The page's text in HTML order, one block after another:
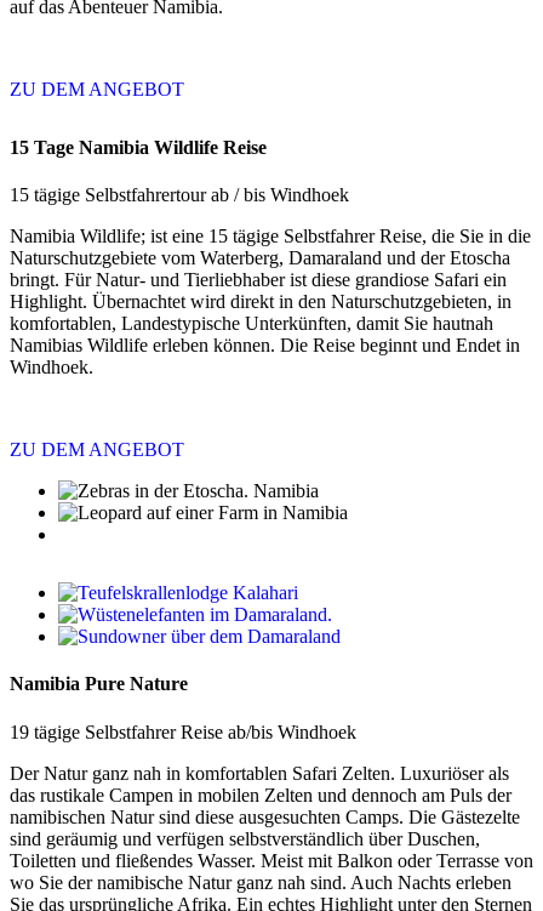
auf das Abenteuer Namibia.
ZU DEM ANGEBOT
15 Tage Namibia Wildlife Reise
15 tägige Selbstfahrertour ab / bis Windhoek
Namibia Wildlife; ist eine 15 tägige Selbstfahrer Reise, die Sie in die
Naturschutzgebiete vom Waterberg, Damaraland und der Etoscha
bringt. Für Natur- und Tierliebhaber ist diese grandiose Safari ein
Highlight. Übernachtet wird direkt in den Naturschutzgebieten, in
komfortablen, Landestypische Unterkünften, damit Sie hautnah
Namibias Wildlife erleben können. Die Reise beginnt und Endet in
Windhoek.
ZU DEM ANGEBOT
Namibia Pure Nature
19 tägige Selbstfahrer Reise ab/bis Windhoek
Der Natur ganz nah in komfortablen Safari Zelten. Luxuriöser als
das rustikale Campen in mobilen Zelten und dennoch am Puls der
namibischen Natur sind diese ausgesuchten Camps. Die Gästezelte
sind geräumig und verfügen selbstverständlich über Duschen,
Toiletten und fließendes Wasser. Meist mit Balkon oder Terrasse von
wo Sie der namibische Natur ganz nah sind. Auch Nachts erleben
Sie das ursprüngliche Afrika. Ein echtes Highlight unter den Sternen